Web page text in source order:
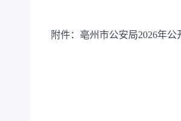
附件：亳州市公安局2026年公